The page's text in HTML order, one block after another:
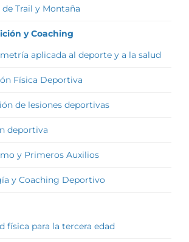
de Trail y Montaña
y Coaching
aplicada al deporte y a la salud
Física Deportiva
de lesiones deportivas
deportiva
y Primeros Auxilios
y Coaching Deportivo
física para la tercera edad